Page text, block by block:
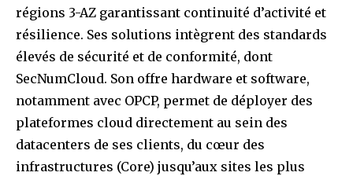
régions 3-AZ garantissant continuité d’activité et
résilience. Ses solutions intègrent des standards
élevés de sécurité et de conformité, dont
SecNumCloud. Son offre hardware et software,
notamment avec OPCP, permet de déployer des
plateformes cloud directement au sein des
datacenters de ses clients, du cœur des
infrastructures (Core) jusqu’aux sites les plus